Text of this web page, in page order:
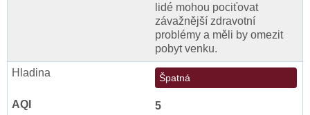
lidé mohou pociťovat
závažnější zdravotní
problémy a měli by omezit
pobyt venku.
Špatná
5